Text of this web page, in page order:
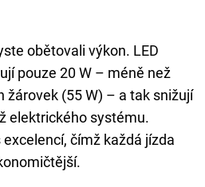
obětovali výkon. LED
pouze 20 W – méně než
žárovek (55 W) – a tak snižují
elektrického systému.
čímž každá jízda